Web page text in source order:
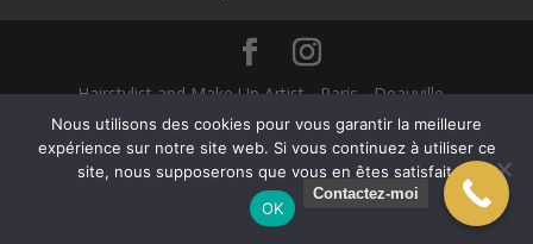
Hairstylist and Make Up Artist - Paris - Deauville -
Dubaï - New York - Alexandra Mathieu 2025
Contactez-moi
English(Anglais) Français
Nous utilisons des cookies pour vous garantir la meilleure
expérience sur notre site web. Si vous continuez à utiliser ce
site, nous supposerons que vous en êtes satisfait.
OK